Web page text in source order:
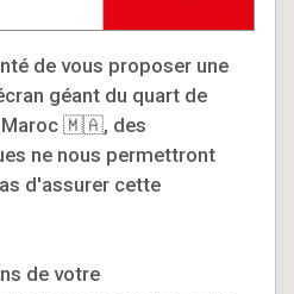
de vous proposer une
géant du quart de
🇲🇦, des
ne nous permettront
d'assurer cette
de votre